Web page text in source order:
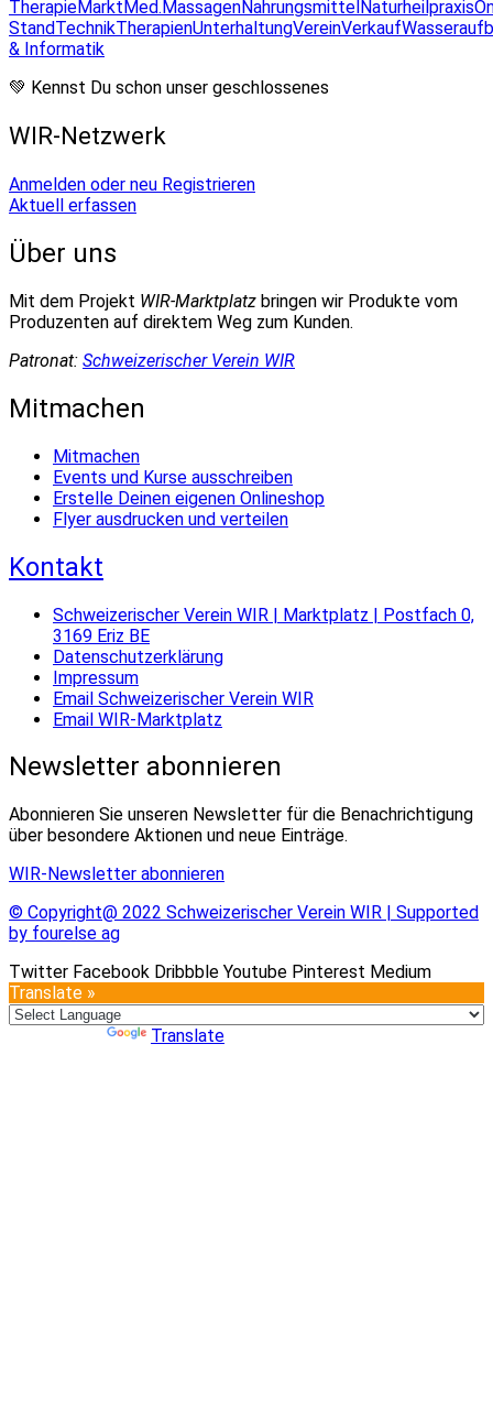
TherapieMarkt Med.MassagenNahrungsmittel Naturheilpraxis
StandTechnikTherapienUnterhaltungVereinVerkauf
& Informatik
💚 Kennst Du schon unser geschlossenes
WIR-Netzwerk
Anmelden oder neu Registrieren
Aktuell erfassen
Über uns
Mit dem Projekt WIR-Marktplatz bringen wir Produkte vom
Produzenten auf direktem Weg zum Kunden.
Patronat: Schweizerischer Verein WIR
Mitmachen
Mitmachen
Events und Kurse ausschreiben
Erstelle Deinen eigenen Onlineshop
Flyer ausdrucken und verteilen
Kontakt
Schweizerischer Verein WIR | Marktplatz | Postfach 0,
3169 Eriz BE
Datenschutzerklärung
Impressum
Email Schweizerischer Verein WIR
Email WIR-Marktplatz
Newsletter abonnieren
Abonnieren Sie unseren Newsletter für die Benachrichtigung
über besondere Aktionen und neue Einträge.
WIR-Newsletter abonnieren
© Copyright@ 2022 Schweizerischer Verein WIR | Supported
by fourelse ag
Twitter Facebook Dribbble Youtube Pinterest Medium
Translate »
Translate